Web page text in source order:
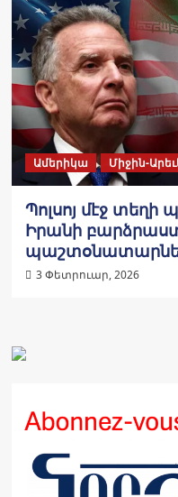
Ամերիկա Միջին-
Պոլսոյ մէջ տեղի
Իրանի
3 Փետրուար, 2026